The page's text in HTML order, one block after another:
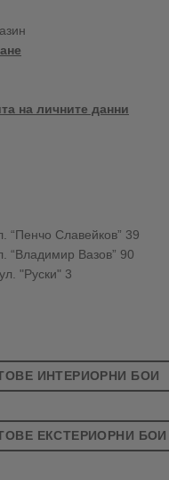
на личните данни
“Пенчо Славейков” 39
“Владимир Вазов” 90
"Руски" 3
ИНТЕРИОРНИ БОИ
ЕКСТЕРИОРНИ БОИ